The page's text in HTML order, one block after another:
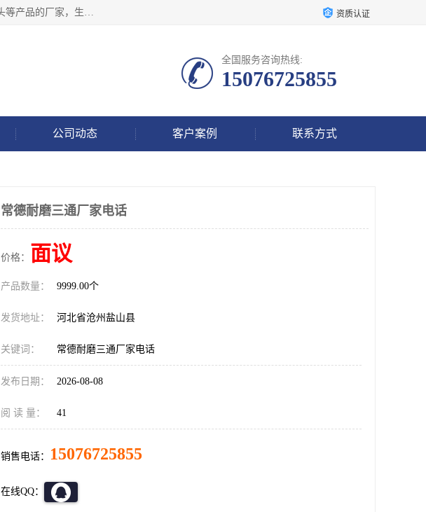
沧州吉轩管道制造有限公司是河北一家专业生产三通、镀锌弯管、弯头、压力容器法兰、锻造法兰、冲压弯头等产品的厂家，生产设备精良，工艺先进，产品规格齐全，售后服务健全。 资质认证
全国服务咨询热线:
15076725855
公司动态 客户案例 联系方式
常德耐磨三通厂家电话
价格： 面议
产品数量： 9999.00个
发货地址： 河北省沧州盐山县
关键词： 常德耐磨三通厂家电话
发布日期： 2026-08-08
阅 读 量： 41
销售电话： 15076725855
在线QQ：